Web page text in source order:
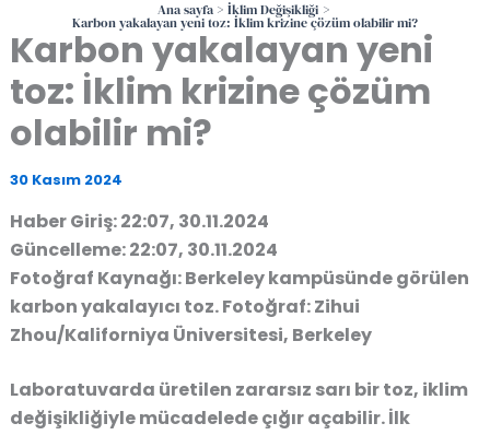
Ana sayfa İklim Değişikliği
Karbon yakalayan yeni toz: İklim krizine çözüm olabilir mi?
Karbon yakalayan yeni
toz: İklim krizine çözüm
olabilir mi?
30 Kasım 2024
Haber Giriş: 22:07, 30.11.2024
Güncelleme: 22:07, 30.11.2024
Fotoğraf Kaynağı: Berkeley kampüsünde görülen
karbon yakalayıcı toz. Fotoğraf: Zihui
Zhou/Kaliforniya Üniversitesi, Berkeley
Laboratuvarda üretilen zararsız sarı bir toz, iklim
değişikliğiyle mücadelede çığır açabilir. İlk